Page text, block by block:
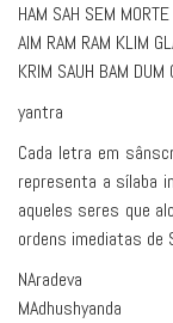
HAM SAH SEM
AIM RAM RAM KLIM
KRIM SAUH BAM DUM
yantra
Cada letra em
representa a sílaba
aqueles seres que
ordens imediatas de
NAradeva
MAdhushyanda